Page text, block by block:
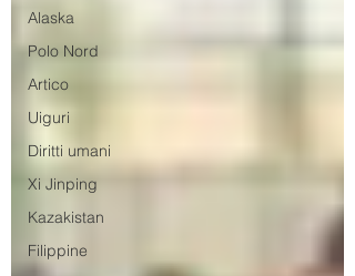
Alaska
Polo Nord
Artico
Uiguri
Diritti umani
Xi Jinping
Kazakistan
Filippine